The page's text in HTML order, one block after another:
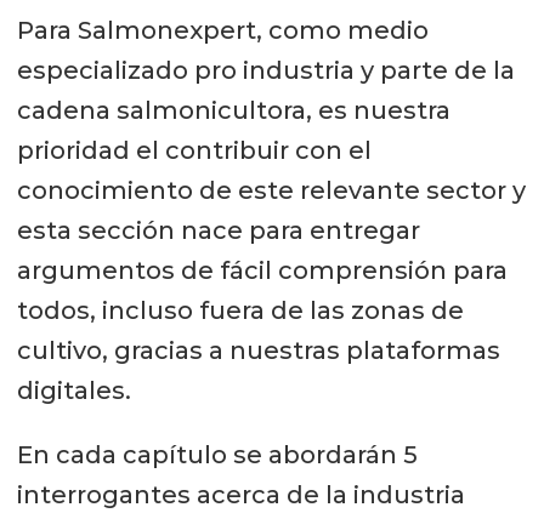
Para Salmonexpert, como medio
especializado pro industria y parte de la
cadena salmonicultora, es nuestra
prioridad el contribuir con el
conocimiento de este relevante sector y
esta sección nace para entregar
argumentos de fácil comprensión para
todos, incluso fuera de las zonas de
cultivo, gracias a nuestras plataformas
digitales.
En cada capítulo se abordarán 5
interrogantes acerca de la industria